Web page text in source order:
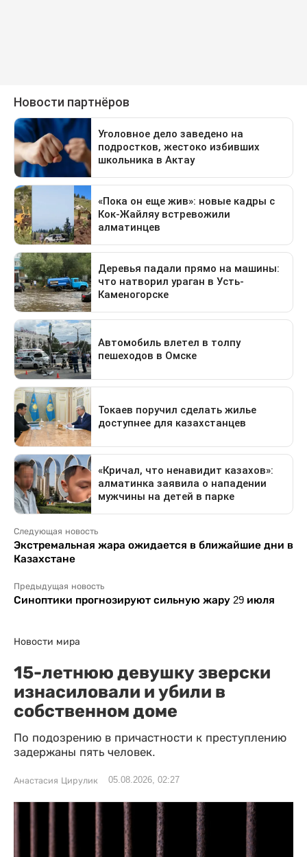
Следующая новость
Экстремальная жара ожидается в ближайшие дни в
Казахстане
Предыдущая новость
Синоптики прогнозируют сильную жару 29 июля
Новости мира
15-летнюю девушку зверски
изнасиловали и убили в
собственном доме
По подозрению в причастности к преступлению
задержаны пять человек.
Анастасия Цирулик 05.08.2026, 02:27